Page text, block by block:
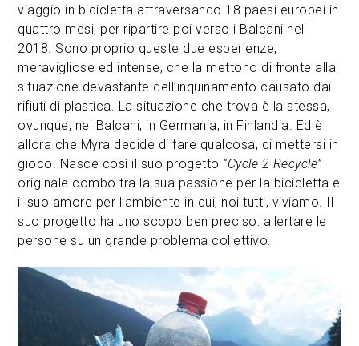
viaggio in bicicletta attraversando 18 paesi europei in
quattro mesi, per ripartire poi verso i Balcani nel
2018. Sono proprio queste due esperienze,
meravigliose ed intense, che la mettono di fronte alla
situazione devastante dell’inquinamento causato dai
rifiuti di plastica. La situazione che trova è la stessa,
ovunque, nei Balcani, in Germania, in Finlandia. Ed è
allora che Myra decide di fare qualcosa, di mettersi in
gioco. Nasce così il suo progetto “Cycle 2 Recycle”
originale combo tra la sua passione per la bicicletta e
il suo amore per l’ambiente in cui, noi tutti, viviamo. Il
suo progetto ha uno scopo ben preciso: allertare le
persone su un grande problema collettivo.